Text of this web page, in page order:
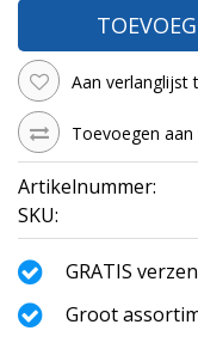
Aan verlanglijst
Toevoegen
Artikelnummer:
SKU:
GRATIS
Groot